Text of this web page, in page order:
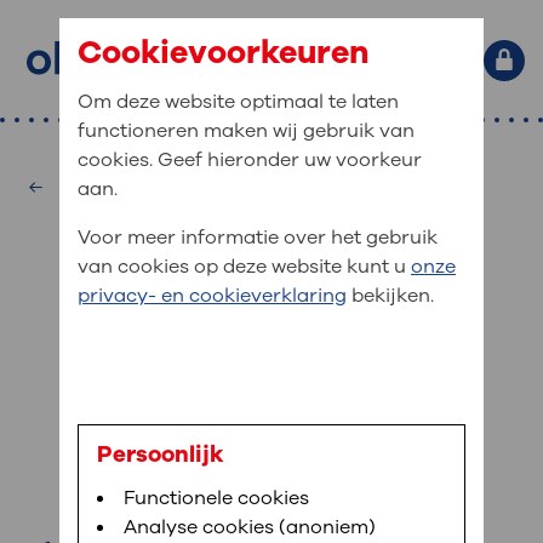
Primaire website navigatie
Home
Afdelingen
Medische informatie
Uw verblijf in OLVG
Werken bij OLVG
: waar bent u naar op zoek?
Veel gezocht: Bloedafname , MijnOLVG ,Digitalisering
MijnOLVG
gegevens inzien
MijnOLVG is het patiëntenportaal van OLVG. In
sneller helpen.
Direct naar MijnOLVG
Ergotherapie
M. Hultzer
ergotherapeut
Cookievoorkeuren
Om deze website optimaal te laten
functioneren maken wij gebruik van
cookies. Geef hieronder uw voorkeur
aan.
Voor meer informatie over het gebruik
van cookies op deze website kunt u onze
privacy- en cookieverklaring bekijken.
Persoonlijk
Functionele cookies
Analyse cookies (anoniem)